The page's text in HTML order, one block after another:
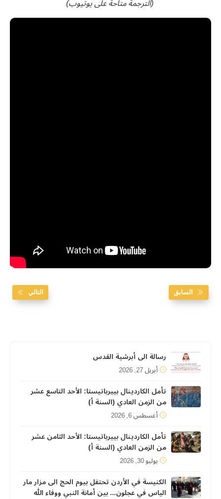
(الترجمة متاحة على يوتيوب)
السابق التالي
رسالة الى أبرشية القدس
أبريل 27, 2026
تأمل الكاردينال بييرباتيستا: الأحد التاسع عشر
من الزمن العادي (السنة أ)
أغسطس 6, 2026
تأمل الكاردينال بييرباتيستا: الأحد الثامن عشر
من الزمن العادي (السنة أ)
يوليو 30, 2026
الكنيسة في الأردن تحتفل بيوم الحج الى مزار مار
الياس في عجلون... بين أمانة النبي ووفاء الله